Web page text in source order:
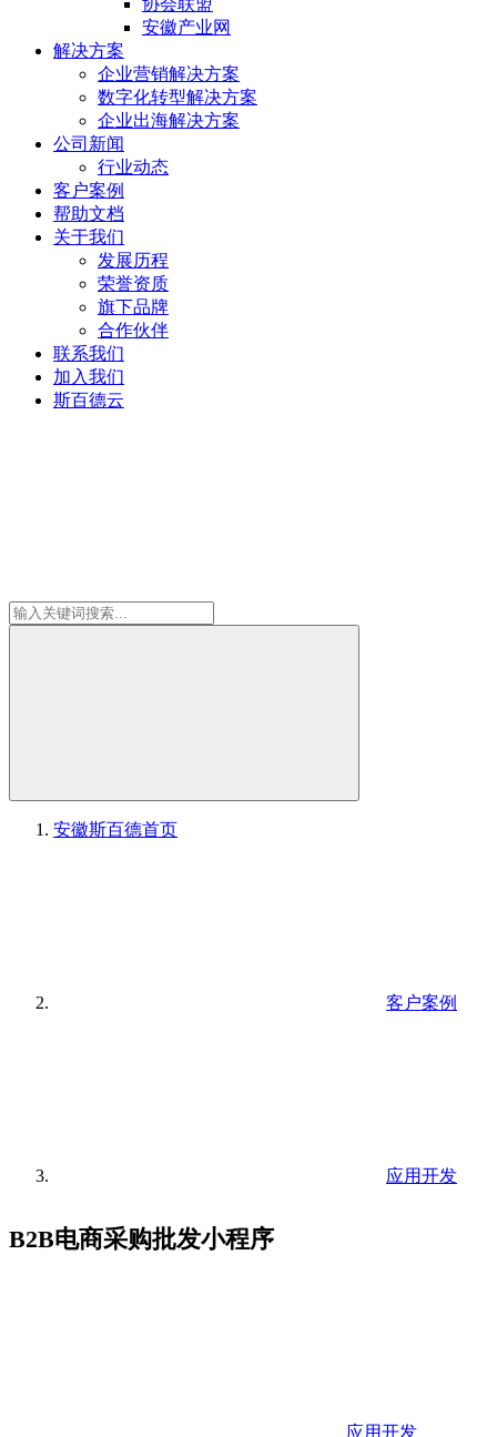
协会联盟
安徽产业网
解决方案
企业营销解决方案
数字化转型解决方案
企业出海解决方案
公司新闻
行业动态
客户案例
帮助文档
关于我们
发展历程
荣誉资质
旗下品牌
合作伙伴
联系我们
加入我们
斯百德云
安徽斯百德首页
客户案例
应用开发
B2B电商采购批发小程序
应用开发